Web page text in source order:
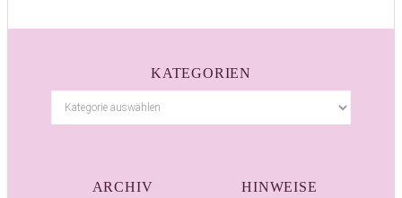
KATEGORIEN
ARCHIV HINWEISE